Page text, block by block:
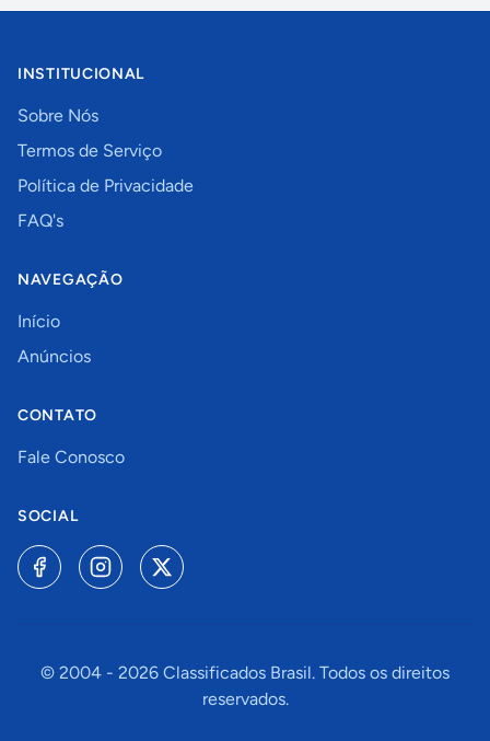
INSTITUCIONAL
Sobre Nós
Termos de Serviço
Política de Privacidade
FAQ's
NAVEGAÇÃO
Início
Anúncios
CONTATO
Fale Conosco
SOCIAL
© 2004 - 2026 Classificados Brasil. Todos os direitos
reservados.